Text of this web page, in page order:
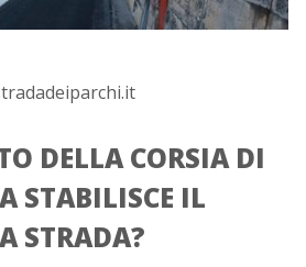
DELLA CORSIA DI
STABILISCE IL
STRADA?